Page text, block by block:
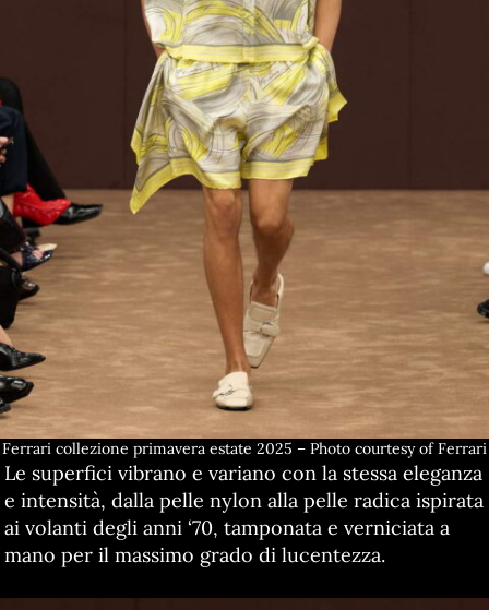
Ferrari collezione primavera estate 2025 – Photo courtesy of Ferrari
Le superfici vibrano e variano con la stessa eleganza
e intensità, dalla pelle nylon alla pelle radica ispirata
ai volanti degli anni ‘70, tamponata e verniciata a
mano per il massimo grado di lucentezza.